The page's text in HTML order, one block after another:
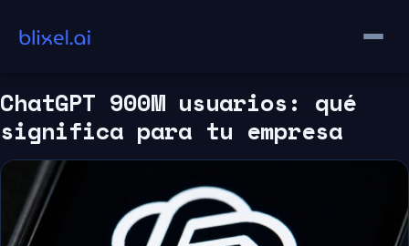
contenido
ChatGPT 900M usuarios: qué
significa para tu empresa